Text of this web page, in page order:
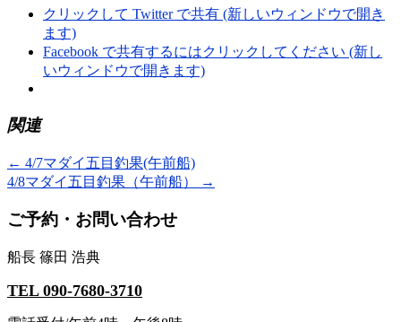
クリックして Twitter で共有 (新しいウィンドウで開き
ます)
Facebook で共有するにはクリックしてください (新し
いウィンドウで開きます)
関連
← 4/7マダイ五目釣果(午前船)
4/8マダイ五目釣果（午前船）
→
ご予約・お問い合わせ
船長 篠田 浩典
TEL 090-7680-3710